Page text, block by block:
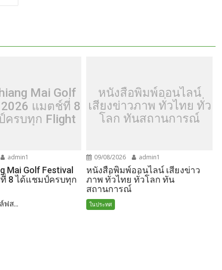
Mai Golf
แมตช์ที่ 8
ครบทุก Flight
admin1
Mai Golf Festival
8 ได้แชมป์ครบทุก
ฟส...
หนังสือพิมพ์ออนไลน์
เสียงข่าวภาพ ทั่วไทย ทั่ว
โลก ทันสถานการณ์
09/08/2026 admin1
หนังสือพิมพ์ออนไลน์ เสียงข่าว
ภาพ ทั่วไทย ทั่วโลก ทัน
สถานการณ์
ในประทศ